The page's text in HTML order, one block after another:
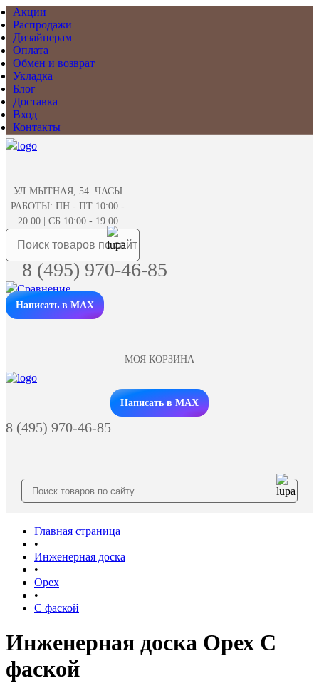
Акции
Распродажи
Дизайнерам
Оплата
Обмен и возврат
Укладка
Блог
Доставка
Вход
Контакты
УЛ.МЫТНАЯ, 54. ЧАСЫ
РАБОТЫ: ПН - ПТ 10:00 -
20.00 | СБ 10:00 - 19.00
8 (495) 970-46-85
Написать в MAX
МОЯ КОРЗИНА
Заказать звонок
Написать в MAX
8 (495) 970-46-85
Главная страница
•
Инженерная доска
•
Орех
•
С фаской
Инженерная доска Орех С
фаской